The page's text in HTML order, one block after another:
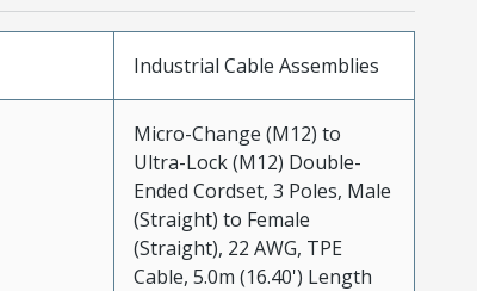
Industrial Cable Assemblies
Micro-Change (M12) to
Ultra-Lock (M12) Double-
Ended Cordset, 3 Poles, Male
(Straight) to Female
(Straight), 22 AWG, TPE
Cable, 5.0m (16.40') Length